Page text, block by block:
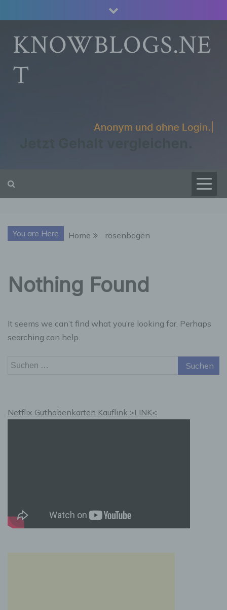
to
contentKNOWBLOGS.NE
T
You are Here Home rosenbögen
Nothing Found
It seems we can’t find what you’re looking for. Perhaps
searching can help.
Suchen
Netflix Guthabenkarten Kauflink.>LINK<